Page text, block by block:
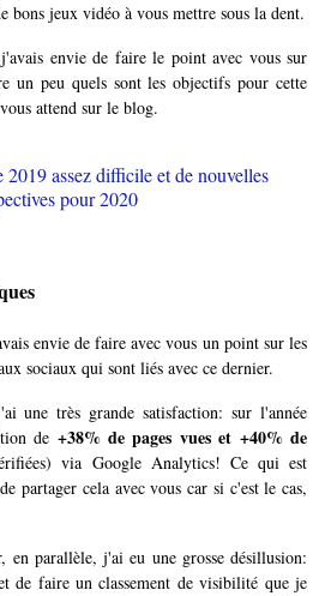
bons jeux vidéo à vous mettre sous la dent.
envie de faire le point avec vous sur
un peu quels sont les objectifs pour cette
attend sur le blog.
envie de faire avec vous un point sur les
sociaux qui sont liés avec ce dernier.
une très grande satisfaction: sur l'année
de +38% de pages vues et +40% de
via Google Analytics! Ce qui est
partager cela avec vous car si c'est le cas,
parallèle, j'ai eu une grosse désillusion:
de faire un classement de visibilité que je